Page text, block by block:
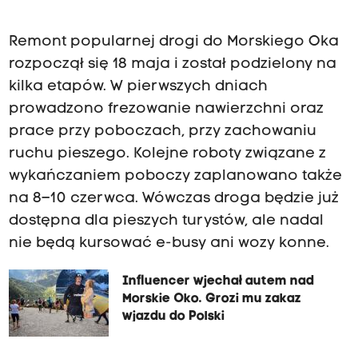
Remont popularnej drogi do Morskiego Oka
rozpoczął się 18 maja i został podzielony na
kilka etapów. W pierwszych dniach
prowadzono frezowanie nawierzchni oraz
prace przy poboczach, przy zachowaniu
ruchu pieszego. Kolejne roboty związane z
wykańczaniem poboczy zaplanowano także
na 8–10 czerwca. Wówczas droga będzie już
dostępna dla pieszych turystów, ale nadal
nie będą kursować e-busy ani wozy konne.
Influencer wjechał autem nad
Morskie Oko. Grozi mu zakaz
wjazdu do Polski